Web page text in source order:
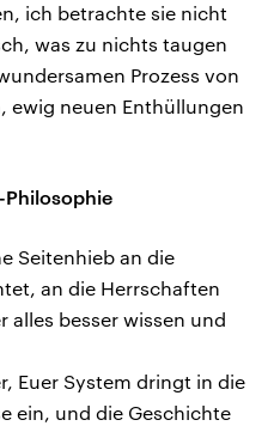
ich betrachte sie nicht
was zu nichts taugen
Prozess von
ewig neuen Enthüllungen
Philosophie
Seitenhieb an die
an die Herrschaften
alles besser wissen und
Euer System dringt in die
ein, und die Geschichte